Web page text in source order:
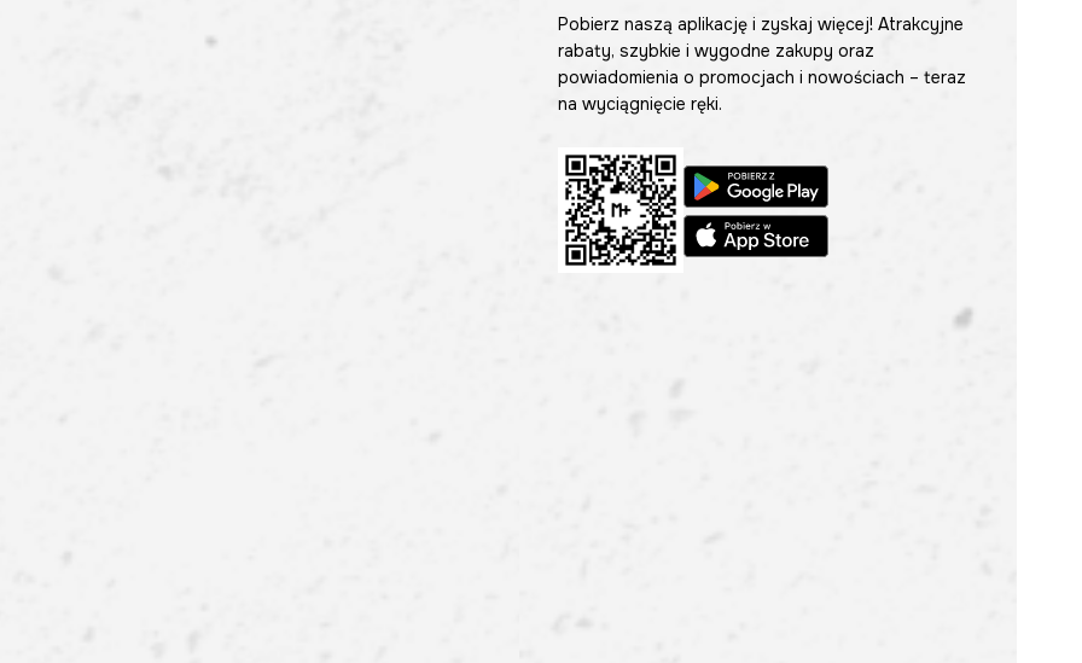
Pobierz naszą aplikację i zyskaj więcej! Atrakcyjne
rabaty, szybkie i wygodne zakupy oraz
powiadomienia o promocjach i nowościach – teraz
na wyciągnięcie ręki.